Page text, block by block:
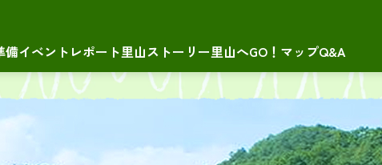
備イベントレポート里山ストーリー里山へGO！マップQ&A